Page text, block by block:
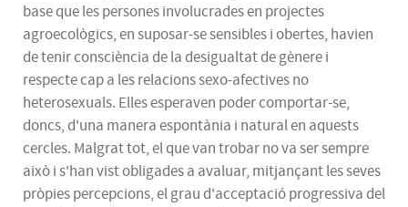
base que les persones involucrades en projectes
agroecològics, en suposar-se sensibles i obertes, havien
de tenir consciència de la desigualtat de gènere i
respecte cap a les relacions sexo-afectives no
heterosexuals. Elles esperaven poder comportar-se,
doncs, d'una manera espontània i natural en aquests
cercles. Malgrat tot, el que van trobar no va ser sempre
això i s'han vist obligades a avaluar, mitjançant les seves
pròpies percepcions, el grau d'acceptació progressiva del